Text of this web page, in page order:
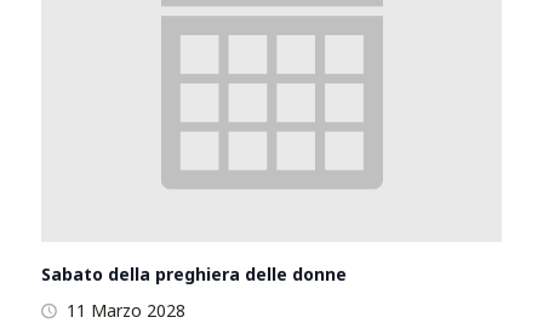
Sabato della preghiera delle donne
11 Marzo 2028